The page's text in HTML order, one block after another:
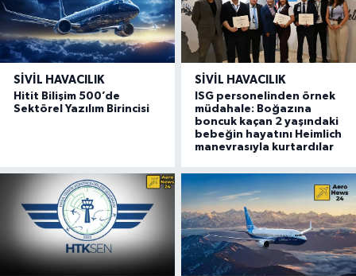
SIVIL HAVACILIK
Hitit Bilişim 500’de
Sektörel Yazılım Birincisi
SIVIL HAVACILIK
ISG personelinden örnek
müdahale: Boğazına
boncuk kaçan 2 yaşındaki
bebeğin hayatını Heimlich
manevrasıyla kurtardılar